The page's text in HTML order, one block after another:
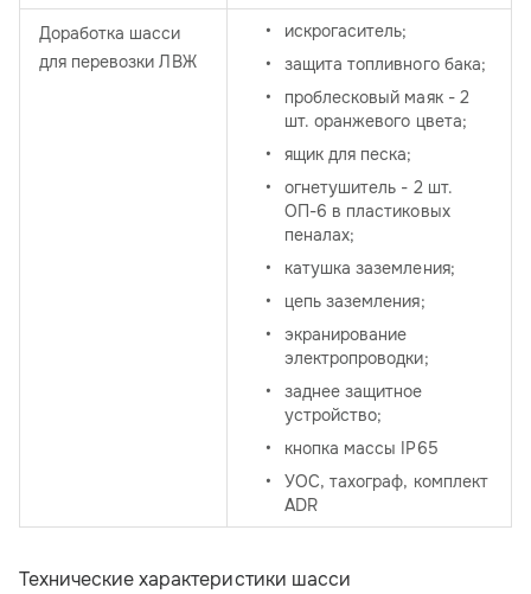
Доработка шасси
для перевозки ЛВЖ
искрогаситель;
защита топливного бака;
проблесковый маяк - 2
шт. оранжевого цвета;
ящик для песка;
огнетушитель - 2 шт.
ОП-6 в пластиковых
пеналах;
катушка заземления;
цепь заземления;
экранирование
электропроводки;
заднее защитное
устройство;
кнопка массы IP65
УОС, тахограф, комплект
ADR
Технические характеристики шасси